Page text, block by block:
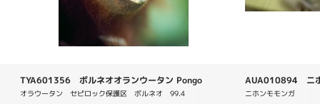
TYA601356 ボルネオオランウータン Pongo
pygmaeus
オラウータン　セピロック保護区　ボルネオ　99.4
AUA010894 ニ
ニホンモモンガ